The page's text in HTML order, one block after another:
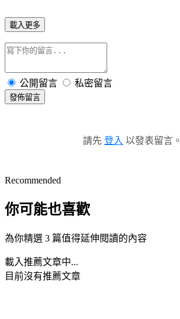
載入更多
公開留言 私密留言
發佈留言
請先 登入 以發表留言。
Recommended
你可能也喜歡
為你精選 3 篇值得延伸閱讀的內容
載入推薦文章中...
目前沒有推薦文章